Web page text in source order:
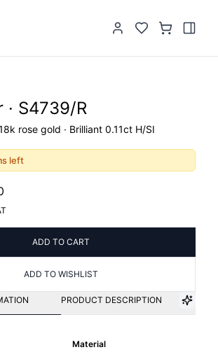
· S4739/R
rose gold · Brilliant 0.11ct H/SI
left
ADD TO CART
ADD TO WISHLIST
PRODUCT DESCRIPTION
Material